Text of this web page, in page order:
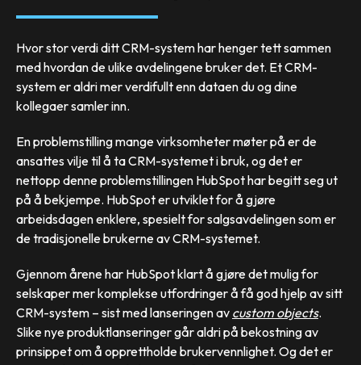
Hvor stor verdi ditt CRM-system har henger tett sammen
med hvordan de ulike avdelingene bruker det. Et CRM-
system er aldri mer verdifullt enn dataen du og dine
kollegaer samler inn.
En problemstilling mange virksomheter møter på er de
ansattes vilje til å ta CRM-systemet i bruk, og det er
nettopp denne problemstillingen HubSpot har begitt seg ut
på å bekjempe. HubSpot er utviklet for å gjøre
arbeidsdagen enklere, spesielt for salgsavdelingen som er
de tradisjonelle brukerne av CRM-systemet.
Gjennom årene har HubSpot klart å gjøre det mulig for
selskaper mer komplekse utfordringer å få god hjelp av sitt
CRM-system – sist med lanseringen av custom objects.
Slike nye produktlanseringer går aldri på bekostning av
prinsippet om å opprettholde brukervennlighet. Og det er